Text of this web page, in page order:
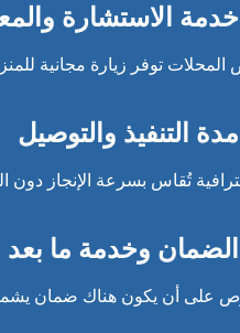
المحلات توفر زيارة مجانية
تُقاس بسرعة الإنجاز دون
على أن يكون هناك ضمان